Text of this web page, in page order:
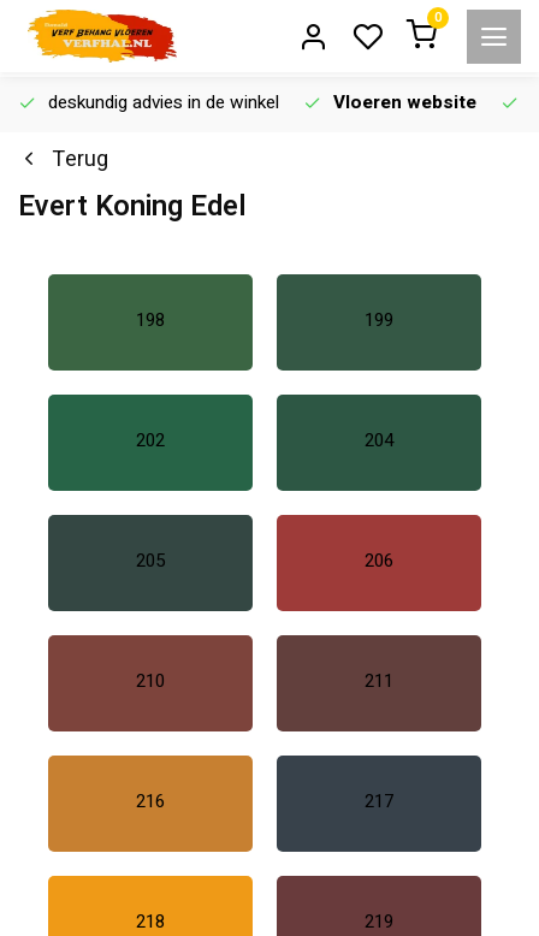
0
deskundig advies in de winkel Vloeren website
Terug
Evert Koning Edel
198 199
202 204
205 206
210 211
216 217
218 219